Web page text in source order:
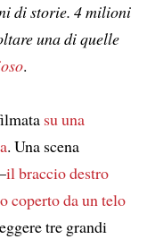
di storie. 4 milioni
una di quelle
.
su una
. Una scena
il braccio destro
coperto da un telo
tre grandi